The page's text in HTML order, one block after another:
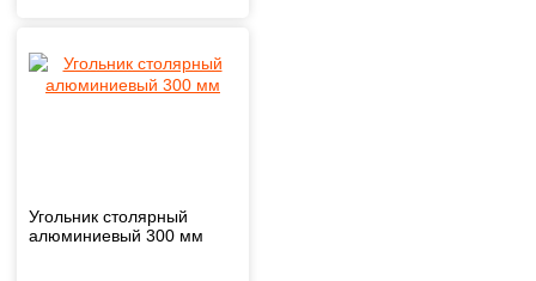
Угольник столярный
алюминиевый 300 мм